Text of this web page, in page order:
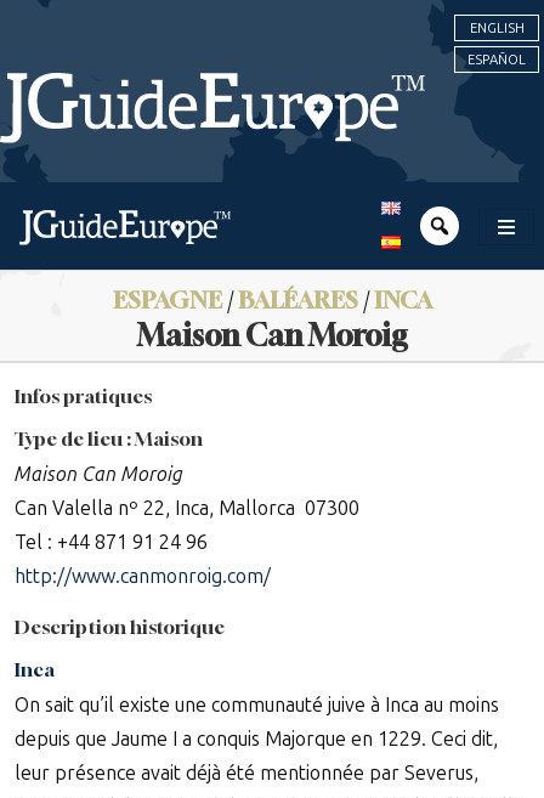
ENGLISH
ESPAÑOL
ESPAGNE/BALÉARES/INCA
Maison Can Moroig
Infos pratiques
Type de lieu : Maison
Maison Can Moroig
Can Valella nº 22, Inca, Mallorca 07300
Tel : +44 871 91 24 96
http://www.canmonroig.com/
Description historique
Inca
On sait qu’il existe une communauté juive à Inca au moins
depuis que Jaume I a conquis Majorque en 1229. Ceci dit,
leur présence avait déjà été mentionnée par Severus,